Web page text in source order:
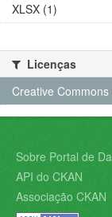
XLSX (1)
Licenças
Creative Commons
Sobre Portal de
API do CKAN
Associação CKAN